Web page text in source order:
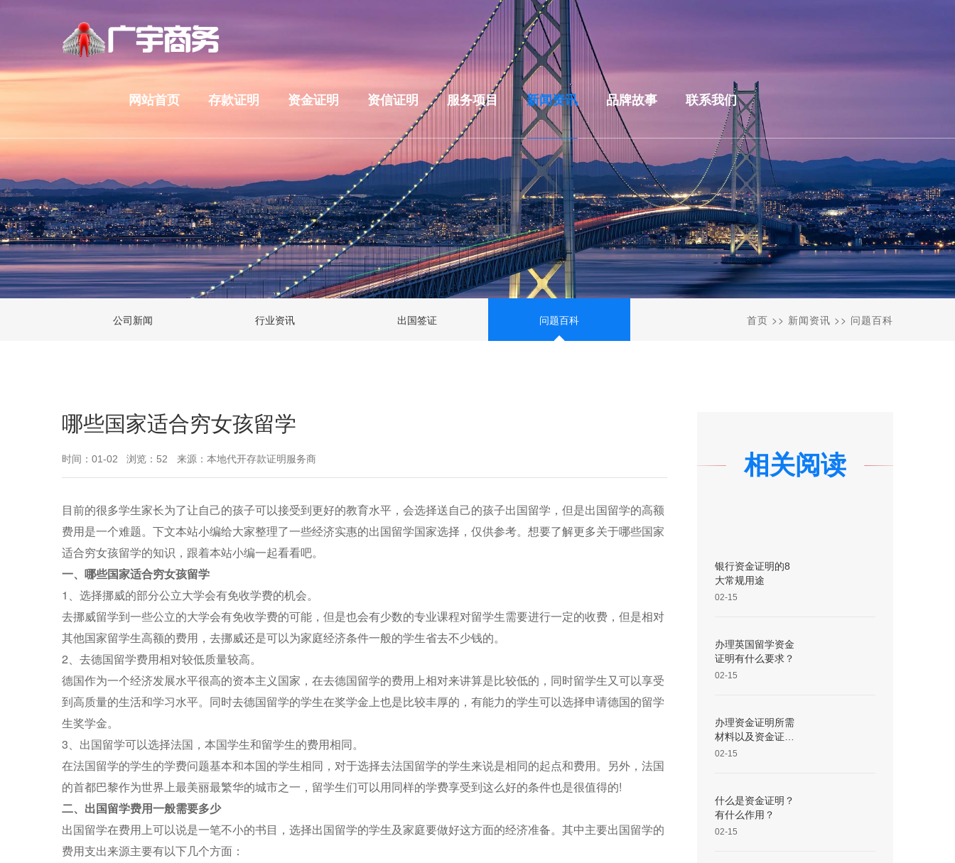
网站首页 存款证明 资金证明 资信证明 服务项目 新闻资讯 品牌故事 联系我们
公司新闻 行业资讯 出国签证 问题百科 首页 >> 新闻资讯 >> 问题百科
哪些国家适合穷女孩留学
时间：01-02 浏览：52 来源：本地代开存款证明服务商
目前的很多学生家长为了让自己的孩子可以接受到更好的教育水平，会选择送自己的孩子出国留学，但是出国留学的高额
费用是一个难题。下文本站小编给大家整理了一些经济实惠的出国留学国家选择，仅供参考。想要了解更多关于哪些国家
适合穷女孩留学的知识，跟着本站小编一起看看吧。
一、哪些国家适合穷女孩留学
1、选择挪威的部分公立大学会有免收学费的机会。
去挪威留学到一些公立的大学会有免收学费的可能，但是也会有少数的专业课程对留学生需要进行一定的收费，但是相对
其他国家留学生高额的费用，去挪威还是可以为家庭经济条件一般的学生省去不少钱的。
2、去德国留学费用相对较低质量较高。
德国作为一个经济发展水平很高的资本主义国家，在去德国留学的费用上相对来讲算是比较低的，同时留学生又可以享受
到高质量的生活和学习水平。同时去德国留学的学生在奖学金上也是比较丰厚的，有能力的学生可以选择申请德国的留学
生奖学金。
3、出国留学可以选择法国，本国学生和留学生的费用相同。
在法国留学的学生的学费问题基本和本国的学生相同，对于选择去法国留学的学生来说是相同的起点和费用。另外，法国
的首都巴黎作为世界上最美丽最繁华的城市之一，留学生们可以用同样的学费享受到这么好的条件也是很值得的!
二、出国留学费用一般需要多少
出国留学在费用上可以说是一笔不小的书目，选择出国留学的学生及家庭要做好这方面的经济准备。其中主要出国留学的
费用支出来源主要有以下几个方面：
相关阅读
银行资金证明的8
大常规用途
02-15
办理英国留学资金
证明有什么要求？
02-15
办理资金证明所需
材料以及资金证明
的作用
02-15
什么是资金证明？
有什么作用？
02-15